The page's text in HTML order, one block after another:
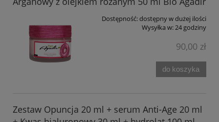
Dostępność:dostępny w dużej ilości
Wysyłka w:24 godziny
90,00 zł
do koszyka
Zestaw Opuncja 20 ml + serum Anti-Age 20 ml